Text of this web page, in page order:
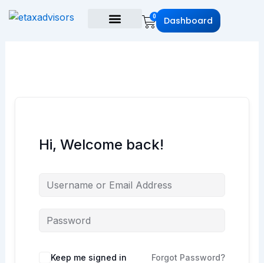
0
CartDashboard
Hi, Welcome back!
Keep me signed in Forgot Password?